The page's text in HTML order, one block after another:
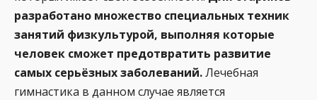
разработано множество специальных техник
занятий физкультурой, выполняя которые
человек сможет предотвратить развитие
самых серьёзных заболеваний.Лечебная
гимнастика в данном случае является